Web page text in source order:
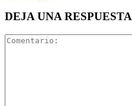
DEJA UNA RESPUESTA